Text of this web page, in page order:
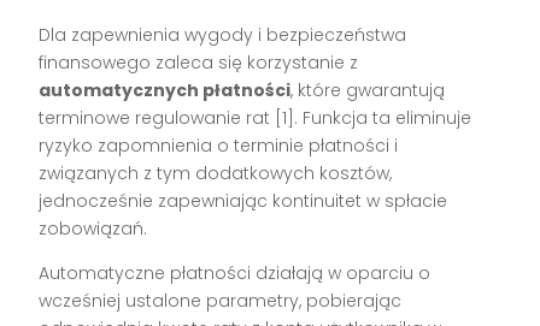
Dla zapewnienia wygody i bezpieczeństwa
finansowego zaleca się korzystanie z
automatycznych płatności, które gwarantują
terminowe regulowanie rat [1]. Funkcja ta eliminuje
ryzyko zapomnienia o terminie płatności i
związanych z tym dodatkowych kosztów,
jednocześnie zapewniając kontinuitet w spłacie
zobowiązań.
Automatyczne płatności działają w oparciu o
wcześniej ustalone parametry, pobierając